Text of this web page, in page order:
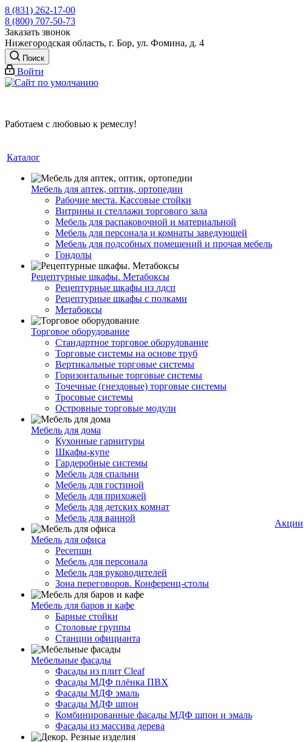
8 (831) 262-17-00
8 (800) 707-50-73
Заказать звонок
Нижегородская область, г. Бор, ул. Фомина, д. 4
Поиск
Войти
Работаем с любовью к ремеслу!
Каталог
Мебель для аптек, оптик, ортопедии
Рабочие места. Кассовые стойки
Витрины и стеллажи торгового зала
Мебель для распаковочной и материальной
Мебель для персонала и комнаты заведующей
Мебель для подсобных помещений и прочая мебель
Гондолы
Рецептурные шкафы. Метабоксы
Рецептурные шкафы из лдсп
Рецептурные шкафы с полками
Метабоксы
Торговое оборудование
Стандартное торговое оборудование
Торговые системы на основе труб
Вертикальные торговые системы
Горизонтальные торговые системы
Точечные (гнездовые) торговые системы
Тросовые системы
Островные торговые модули
Мебель для дома
Кухонные гарнитуры
Шкафы-купе
Гардеробные системы
Мебель для спальни
Мебель для гостиной
Мебель для прихожей
Мебель для детских комнат
Мебель для ванной
Мебель для офиса
Ресепшн
Мебель для персонала
Мебель для руководителей
Зона переговоров. Конференц-столы
Мебель для баров и кафе
Барные стойки
Столовые группы
Станции официанта
Мебельные фасады
Фасады из плит Cleaf
Фасады МДФ плёнка ПВХ
Фасады МДФ эмаль
Фасады МДФ шпон
Комбинированные фасады МДФ шпон и эмаль
Фасады из массива дерева
Акции